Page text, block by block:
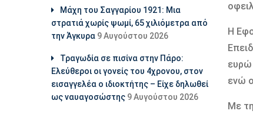
Η
ευρώ
ενώ
Με
Μάχη του Σαγγαρίου 1921: Μια
στρατιά χωρίς ψωμί, 65 χιλιόμετρα από
την Άγκυρα 9 Αυγούστου 2026
Τραγωδία σε πισίνα στην Πάρο:
Ελεύθεροι οι γονείς του 4χρονου, στον
εισαγγελέα ο ιδιοκτήτης – Είχε δηλωθεί
ως ναυαγοσώστης 9 Αυγούστου 2026